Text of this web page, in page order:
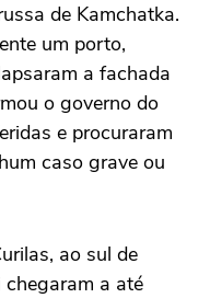
de Kamchatka.
um porto,
a fachada
o governo do
e procuraram
caso grave ou
ao sul de
a até